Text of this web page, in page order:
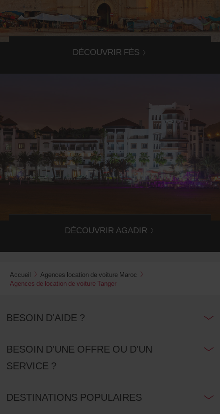
Explorez Fès et ses alentours grâce à la location d'une
voiture dans l'agence Avis Fès.
DÉCOUVRIR FÈS
Découvrez Agadir
Explorez Agadir et ses alentours grâce à la location d'une
DÉCOUVRIR AGADIR
Accueil
Agences location de voiture Maroc
Agences de location de voiture Tanger
BESOIN D'AIDE ?
BESOIN D'UNE OFFRE OU D'UN
SERVICE ?
DESTINATIONS POPULAIRES